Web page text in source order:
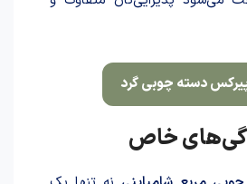
دسته چوبی گرد
خاص